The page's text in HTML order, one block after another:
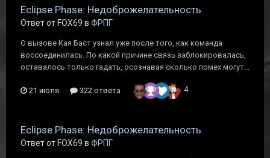
Eclipse Phase: Недоброжелательность
Ответ от FOX69 в ФРПГ
О вызове Кая Баст узнал уже после того, как команда
воссоединилась. По какой причине связь заблокировалась,
оставалось только гадать, осознавая сколько помех могут...
21 июля 322 ответа 4
Eclipse Phase: Недоброжелательность
Ответ от FOX69 в ФРПГ